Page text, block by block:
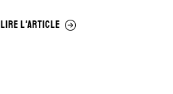
LIRE L'ARTICLE